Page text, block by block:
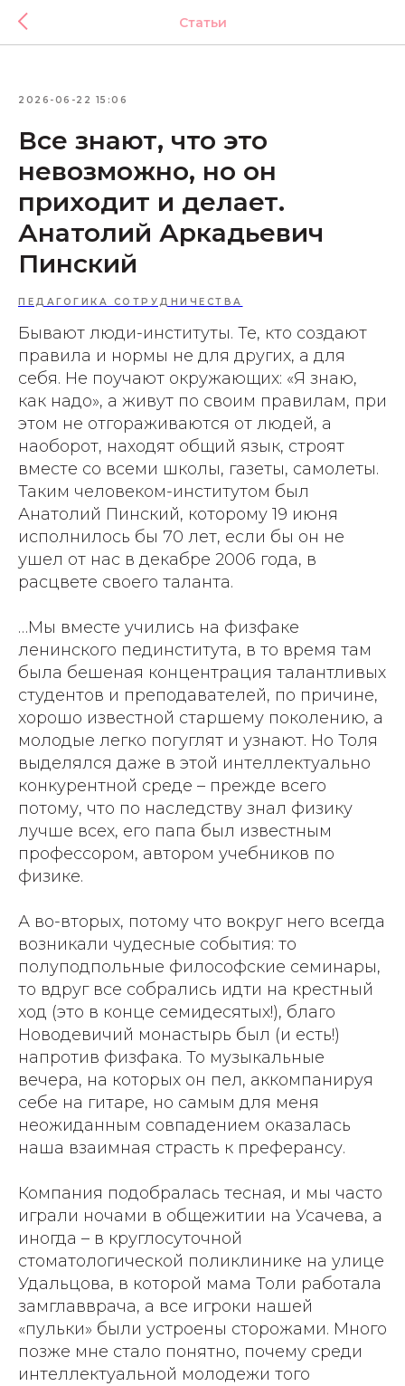
Статьи
2026-06-22 15:06
Все знают, что это
невозможно, но он
приходит и делает.
Анатолий Аркадьевич
Пинский
ПЕДАГОГИКА СОТРУДНИЧЕСТВА
Бывают люди-институты. Те, кто создают
правила и нормы не для других, а для
себя. Не поучают окружающих: «Я знаю,
как надо», а живут по своим правилам, при
этом не отгораживаются от людей, а
наоборот, находят общий язык, строят
вместе со всеми школы, газеты, самолеты.
Таким человеком-институтом был
Анатолий Пинский, которому 19 июня
исполнилось бы 70 лет, если бы он не
ушел от нас в декабре 2006 года, в
расцвете своего таланта.
…Мы вместе учились на физфаке
ленинского пединститута, в то время там
была бешеная концентрация талантливых
студентов и преподавателей, по причине,
хорошо известной старшему поколению, а
молодые легко погуглят и узнают. Но Толя
выделялся даже в этой интеллектуально
конкурентной среде – прежде всего
потому, что по наследству знал физику
лучше всех, его папа был известным
профессором, автором учебников по
физике.
А во-вторых, потому что вокруг него всегда
возникали чудесные события: то
полуподпольные философские семинары,
то вдруг все собрались идти на крестный
ход (это в конце семидесятых!), благо
Новодевичий монастырь был (и есть!)
напротив физфака. То музыкальные
вечера, на которых он пел, аккомпанируя
себе на гитаре, но самым для меня
неожиданным совпадением оказалась
наша взаимная страсть к преферансу.
Компания подобралась тесная, и мы часто
играли ночами в общежитии на Усачева, а
иногда – в круглосуточной
стоматологической поликлинике на улице
Удальцова, в которой мама Толи работала
замглавврача, а все игроки нашей
«пульки» были устроены сторожами. Много
позже мне стало понятно, почему среди
интеллектуальной молодежи того